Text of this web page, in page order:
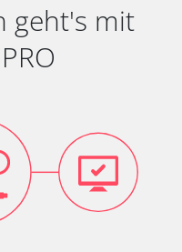
geht's mit